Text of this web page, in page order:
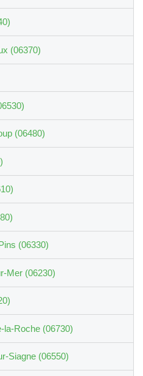
(06370)
(06480)
(06330)
Mer (06230)
la-Roche (06730)
Siagne (06550)